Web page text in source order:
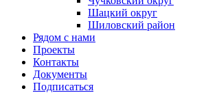
Шацкий округ
Шиловский район
Рядом с нами
Проекты
Контакты
Документы
Подписаться